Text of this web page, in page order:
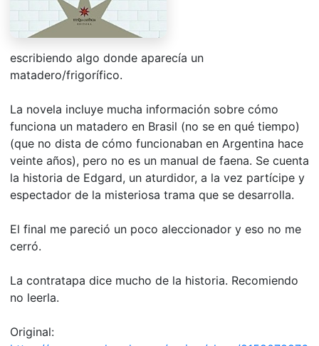
escribiendo algo donde aparecía un
matadero/frigorífico.
La novela incluye mucha información sobre cómo
funciona un matadero en Brasil (no se en qué tiempo)
(que no dista de cómo funcionaban en Argentina hace
veinte años), pero no es un manual de faena. Se cuenta
la historia de Edgard, un aturdidor, a la vez partícipe y
espectador de la misteriosa trama que se desarrolla.
El final me pareció un poco aleccionador y eso no me
cerró.
La contratapa dice mucho de la historia. Recomiendo
no leerla.
Original: